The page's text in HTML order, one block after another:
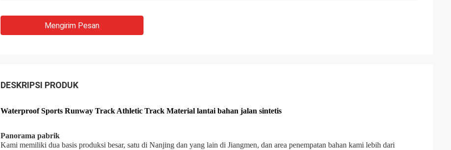
Mengirim Pesan
DESKRIPSI PRODUK
Waterproof Sports Runway Track Athletic Track Material lantai bahan jalan sintetis
Panorama pabrik
Kami memiliki dua basis produksi besar, satu di Nanjing dan yang lain di Jiangmen, dan area penempatan bahan kami lebih dari